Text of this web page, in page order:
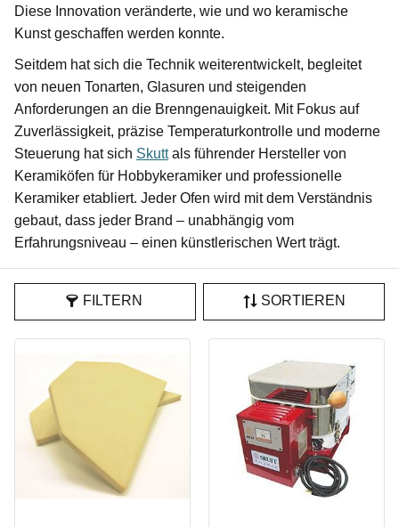
Diese Innovation veränderte, wie und wo keramische
Kunst geschaffen werden konnte.
Seitdem hat sich die Technik weiterentwickelt, begleitet
von neuen Tonarten, Glasuren und steigenden
Anforderungen an die Brenngenauigkeit. Mit Fokus auf
Zuverlässigkeit, präzise Temperaturkontrolle und moderne
Steuerung hat sich Skuttals führender Hersteller von
Keramiköfen für Hobbykeramiker und professionelle
Keramiker etabliert. Jeder Ofen wird mit dem Verständnis
gebaut, dass jeder Brand – unabhängig vom
Erfahrungsniveau – einen künstlerischen Wert trägt.
FILTERN SORTIEREN